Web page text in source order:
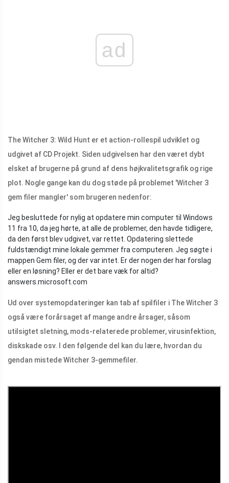
ad
The Witcher 3: Wild Hunt er et action-rollespil udviklet og
udgivet af CD Projekt. Siden udgivelsen har den været dybt
elsket af brugerne på grund af dens højkvalitetsgrafik og rige
plot. Nogle gange kan du dog støde på problemet 'Witcher 3
gem filer mangler' som brugeren nedenfor:
Jeg besluttede for nylig at opdatere min computer til Windows
11 fra 10, da jeg hørte, at alle de problemer, den havde tidligere,
da den først blev udgivet, var rettet. Opdatering slettede
fuldstændigt mine lokale gemmer fra computeren. Jeg søgte i
mappen Gem filer, og der var intet. Er der nogen der har forslag
eller en løsning? Eller er det bare væk for altid?
answers.microsoft.com
Ud over systemopdateringer kan tab af spilfiler i The Witcher 3
også være forårsaget af mange andre årsager, såsom
utilsigtet sletning, mods-relaterede problemer, virusinfektion,
diskskade osv. I den følgende del kan du lære, hvordan du
gendan mistede Witcher 3-gemmefiler.